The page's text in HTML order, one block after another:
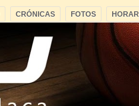
FOTOS
CRÓNICAS